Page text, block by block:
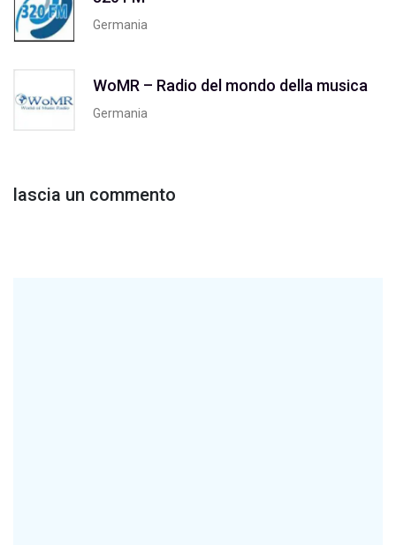
Germania
WoMR – Radio del mondo della musica
Germania
lascia un commento